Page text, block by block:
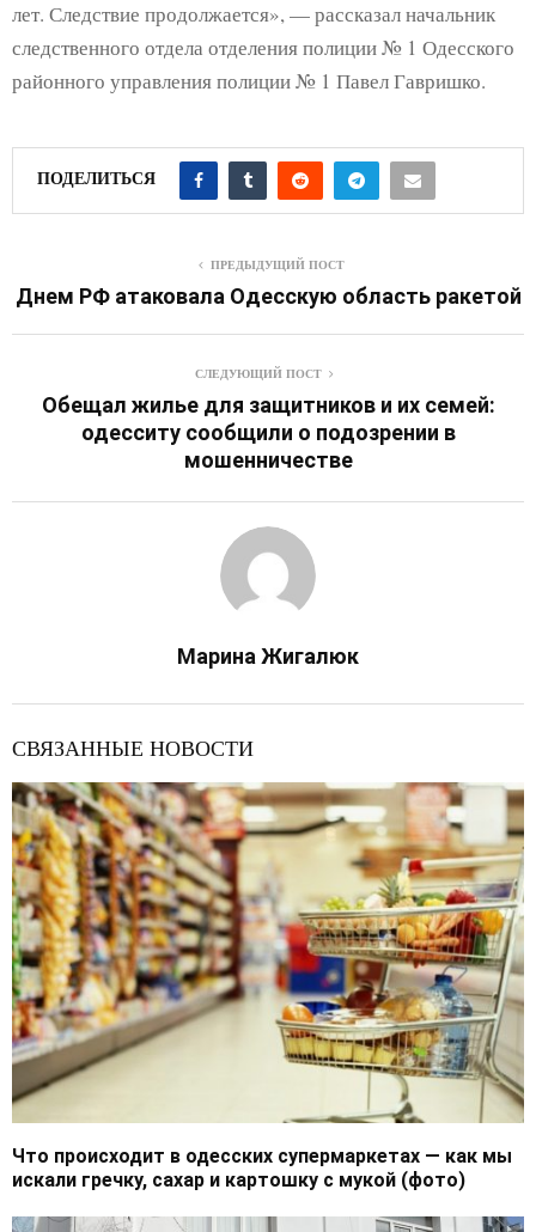
лет. Следствие продолжается», — рассказал начальник
следственного отдела отделения полиции № 1 Одесского
районного управления полиции № 1 Павел Гавришко.
ПОДЕЛИТЬСЯ
ПРЕДЫДУЩИЙ ПОСТ
Днем РФ атаковала Одесскую область ракетой
СЛЕДУЮЩИЙ ПОСТ
Обещал жилье для защитников и их семей:
одесситу сообщили о подозрении в
мошенничестве
Марина Жигалюк
СВЯЗАННЫЕ НОВОСТИ
Что происходит в одесских супермаркетах — как мы
искали гречку, сахар и картошку с мукой (фото)